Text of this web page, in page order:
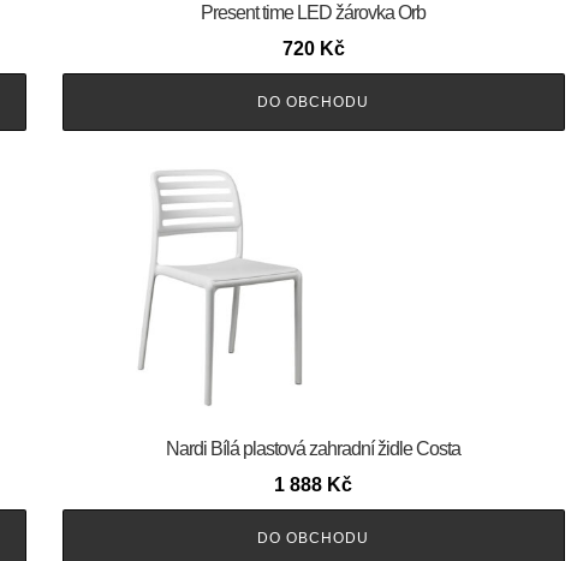
Present time LED žárovka Orb
720 Kč
DO OBCHODU
Nardi Bílá plastová zahradní židle Costa
1 888 Kč
DO OBCHODU